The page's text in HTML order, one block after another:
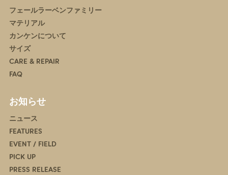
フェールラーベンファミリー
マテリアル
カンケンについて
サイズ
CARE & REPAIR
FAQ
お知らせ
ニュース
FEATURES
EVENT / FIELD
PICK UP
PRESS RELEASE